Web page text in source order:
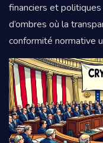
financiers et
d’ombres où la
conformité normative